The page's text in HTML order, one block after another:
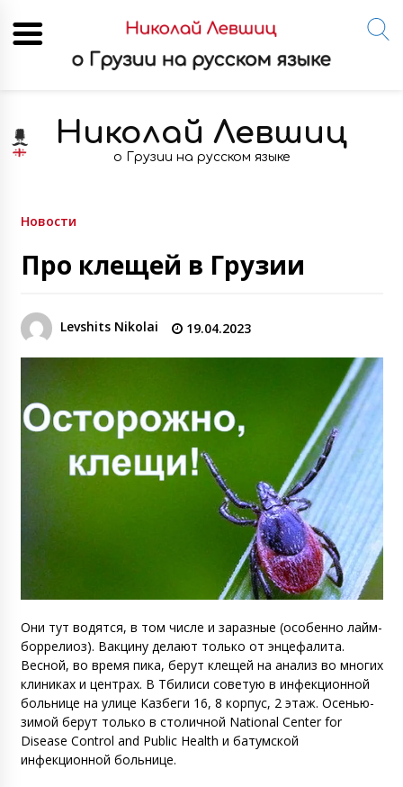
content
Николай Левшиц
о Грузии на русском языке
Новости
Про клещей в Грузии
Levshits Nikolai 19.04.2023
Они тут водятся, в том числе и заразные (особенно лайм-
боррелиоз). Вакцину делают только от энцефалита.
Весной, во время пика, берут клещей на анализ во многих
клиниках и центрах. В Тбилиси советую в инфекционной
больнице на улице Казбеги 16, 8 корпус, 2 этаж. Осенью-
зимой берут только в столичной National Center for
Disease Control and Public Health и батумской
инфекционной больнице.